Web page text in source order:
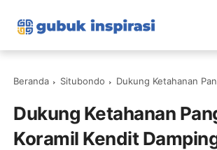
Beranda Situbondo Dukung Ketahanan Pangan, Koramil Kendit
Dukung Ketahanan
Koramil Kendit